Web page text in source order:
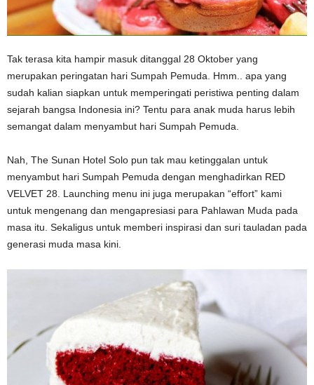
Tak terasa kita hampir masuk ditanggal 28 Oktober yang
merupakan peringatan hari Sumpah Pemuda. Hmm.. apa yang
sudah kalian siapkan untuk memperingati peristiwa penting dalam
sejarah bangsa Indonesia ini? Tentu para anak muda harus lebih
semangat dalam menyambut hari Sumpah Pemuda.
Nah, The Sunan Hotel Solo pun tak mau ketinggalan untuk
menyambut hari Sumpah Pemuda dengan menghadirkan RED
VELVET 28. Launching menu ini juga merupakan “effort” kami
untuk mengenang dan mengapresiasi para Pahlawan Muda pada
masa itu. Sekaligus untuk memberi inspirasi dan suri tauladan pada
generasi muda masa kini.